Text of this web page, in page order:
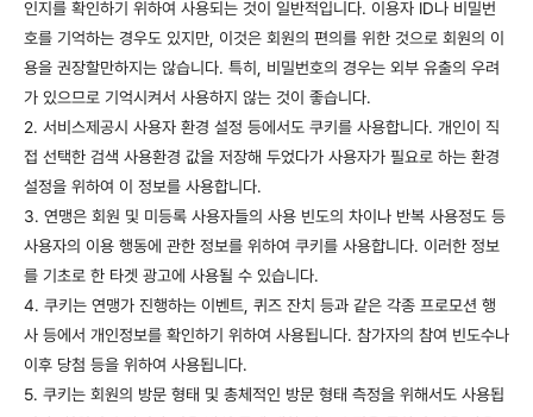
인지를 확인하기 위하여 사용되는 것이 일반적입니다. 이용자 ID나 비밀번
호를 기억하는 경우도 있지만, 이것은 회원의 편의를 위한 것으로 회원의 이
용을 권장할만하지는 않습니다. 특히, 비밀번호의 경우는 외부 유출의 우려
가 있으므로 기억시켜서 사용하지 않는 것이 좋습니다.
2. 서비스제공시 사용자 환경 설정 등에서도 쿠키를 사용합니다. 개인이 직
접 선택한 검색 사용환경 값을 저장해 두었다가 사용자가 필요로 하는 환경
설정을 위하여 이 정보를 사용합니다.
3. 연맹은 회원 및 미등록 사용자들의 사용 빈도의 차이나 반복 사용정도 등
사용자의 이용 행동에 관한 정보를 위하여 쿠키를 사용합니다. 이러한 정보
를 기초로 한 타겟 광고에 사용될 수 있습니다.
4. 쿠키는 연맹가 진행하는 이벤트, 퀴즈 잔치 등과 같은 각종 프로모션 행
사 등에서 개인정보를 확인하기 위하여 사용됩니다. 참가자의 참여 빈도수나
이후 당첨 등을 위하여 사용됩니다.
5. 쿠키는 회원의 방문 형태 및 총체적인 방문 형태 측정을 위해서도 사용됩